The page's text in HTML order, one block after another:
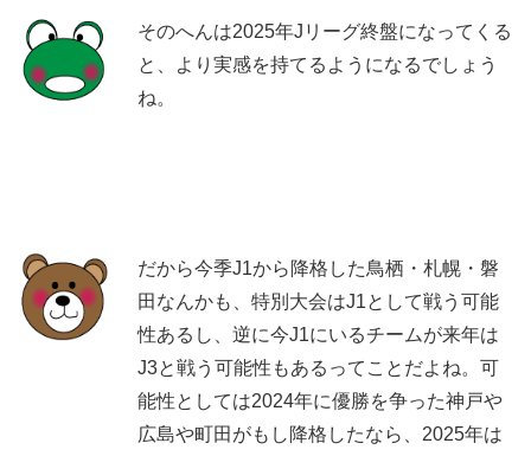
そのへんは2025年Jリーグ終盤になってくる
と、より実感を持てるようになるでしょう
ね。
だから今季J1から降格した鳥栖・札幌・磐
田なんかも、特別大会はJ1として戦う可能
性あるし、逆に今J1にいるチームが来年は
J3と戦う可能性もあるってことだよね。可
能性としては2024年に優勝を争った神戸や
広島や町田がもし降格したなら、2025年は